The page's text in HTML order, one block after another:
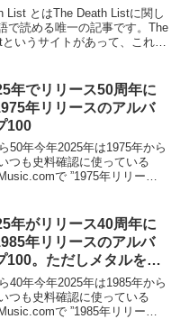
List とはThe Death Listに関し
で読める唯一の記事です。The
というサイトがあって、これを
年でリリース50周年に
年リリースのアルバ
100
50年今年2025年は1975年から
つも史料確認に使っている
で ”1975年リリース
げる...
年がリリース40周年に
年リリースのアルバ
100。ただしメタルを除
40年今年2025年は1985年から
つも史料確認に使っている
で ”1985年リリース